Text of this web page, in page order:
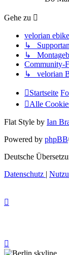
Gehe zu
velorian
↳
↳
Community-
↳ velorian
Startseite
Alle
Flat Style by Ian
Powered by phpBB
Deutsche
Datenschutz |